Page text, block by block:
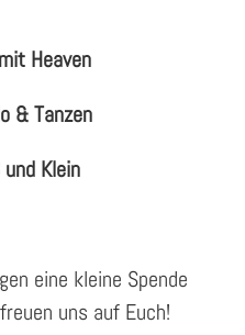
Heaven
& Tanzen
Klein
eine kleine Spende
uns auf Euch!